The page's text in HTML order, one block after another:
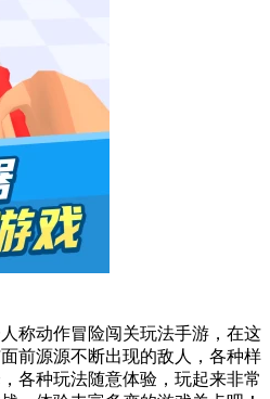
称动作冒险闯关玩法手游，在这
前源源不断出现的敌人，各种样
各种玩法随意体验，玩起来非常